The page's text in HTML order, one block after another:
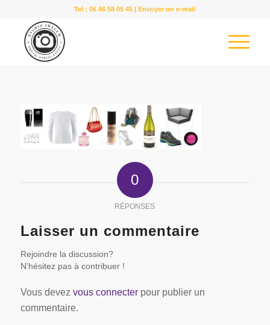
Tel :06 46 58 05 45 |Envoyer un e-mail
0
RÉPONSES
Laisser un commentaire
Rejoindre la discussion?
N’hésitez pas à contribuer !
Vous devez vous connecterpour publier un
commentaire.